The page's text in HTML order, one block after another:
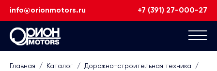
info@orionmotors.ru +7 (391) 27-000-27
Главная / Каталог / Дорожно-строительная техника
/